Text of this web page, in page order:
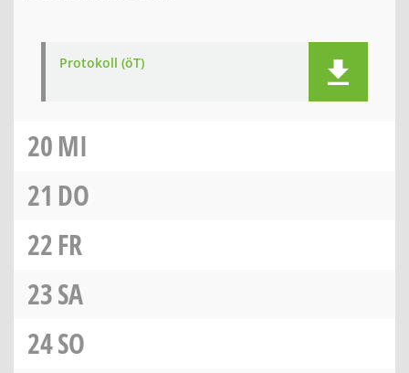
Protokoll (öT)
20MI
21 DO
22FR
23SA
24SO